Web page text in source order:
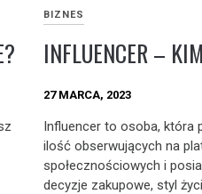
BIZNES
INFLUENCER –
27 MARCA, 2023
Influencer to osoba, która
ilość obserwujących na
społecznościowych i
decyzje zakupowe, styl